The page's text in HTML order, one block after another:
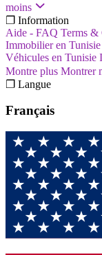
moins
❐ Information
Aide - FAQ Terms &
Immobilier en Tunisie
Véhicules en Tunisie
Montre plus Montrer
❐ Langue
Français